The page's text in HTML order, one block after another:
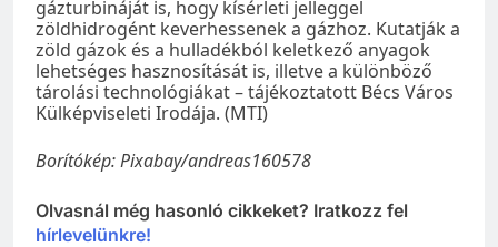
gázturbináját is, hogy kísérleti jelleggel
zöldhidrogént keverhessenek a gázhoz. Kutatják a
zöld gázok és a hulladékból keletkező anyagok
lehetséges hasznosítását is, illetve a különböző
tárolási technológiákat – tájékoztatott Bécs Város
Külképviseleti Irodája. (MTI)
Borítókép: Pixabay/andreas160578
Olvasnál még hasonló cikkeket? Iratkozz fel
hírlevelünkre!